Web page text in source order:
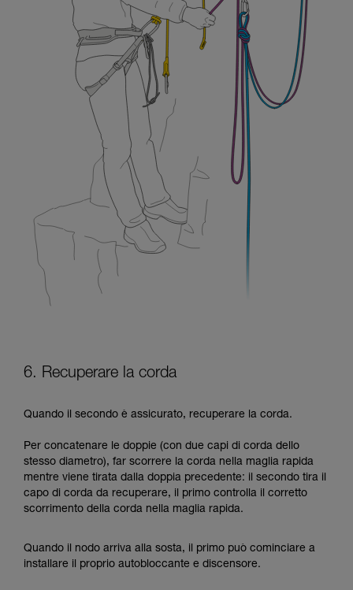
6. Recuperare la corda
Quando il secondo è assicurato, recuperare la corda.
Per concatenare le doppie (con due capi di corda dello
stesso diametro), far scorrere la corda nella maglia rapida
mentre viene tirata dalla doppia precedente: il secondo tira il
capo di corda da recuperare, il primo controlla il corretto
scorrimento della corda nella maglia rapida.
Quando il nodo arriva alla sosta, il primo può cominciare a
installare il proprio autobloccante e discensore.